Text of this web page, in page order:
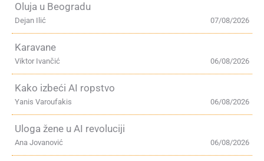
Oluja u Beogradu
07/08/2026
Dejan Ilić
Karavane
06/08/2026
Viktor Ivančić
Kako izbeći AI ropstvo
06/08/2026
Yanis Varoufakis
Uloga žene u AI revoluciji
06/08/2026
Ana Jovanović